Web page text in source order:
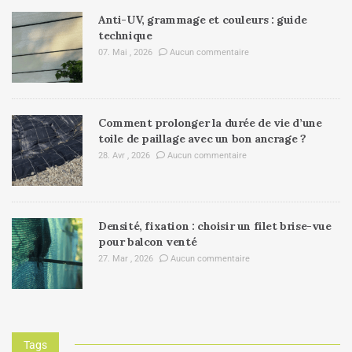
Anti-UV, grammage et couleurs : guide
technique
07. Mai , 2026 Aucun commentaire
Comment prolonger la durée de vie d’une
toile de paillage avec un bon ancrage ?
28. Avr , 2026 Aucun commentaire
Densité, fixation : choisir un filet brise-vue
pour balcon venté
27. Mar , 2026 Aucun commentaire
Tags